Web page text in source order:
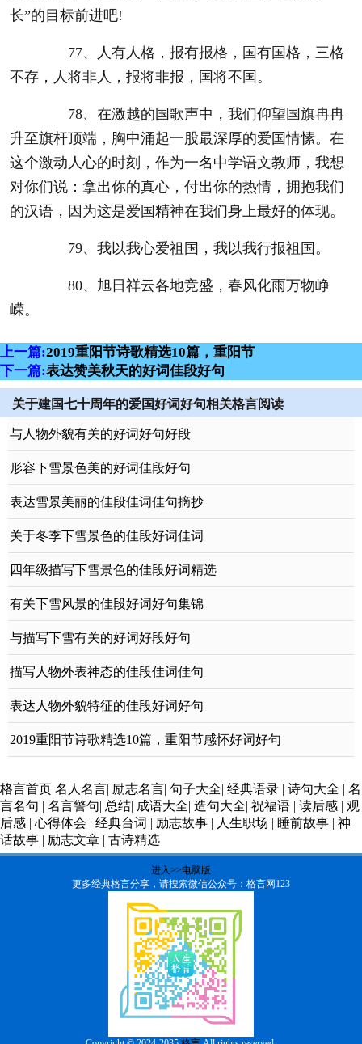
长”的目标前进吧!
77、人有人格，报有报格，国有国格，三格
不存，人将非人，报将非报，国将不国。
78、在激越的国歌声中，我们仰望国旗冉冉
升至旗杆顶端，胸中涌起一股最深厚的爱国情愫。在
这个激动人心的时刻，作为一名中学语文教师，我想
对你们说：拿出你的真心，付出你的热情，拥抱我们
的汉语，因为这是爱国精神在我们身上最好的体现。
79、我以我心爱祖国，我以我行报祖国。
80、旭日祥云各地竞盛，春风化雨万物峥
嵘。
上一篇:2019重阳节诗歌精选10篇，重阳节
下一篇:表达赞美秋天的好词佳段好句
关于建国七十周年的爱国好词好句相关格言阅读
与人物外貌有关的好词好句好段
形容下雪景色美的好词佳段好句
表达雪景美丽的佳段佳词佳句摘抄
关于冬季下雪景色的佳段好词佳词
四年级描写下雪景色的佳段好词精选
有关下雪风景的佳段好词好句集锦
与描写下雪有关的好词好段好句
描写人物外表神态的佳段佳词佳句
表达人物外貌特征的佳段好词好句
2019重阳节诗歌精选10篇，重阳节感怀好词好句
格言首页 名人名言| 励志名言| 句子大全| 经典语录 | 诗句大全 | 名
言名句 | 名言警句| 总结| 成语大全| 造句大全| 祝福语 | 读后感 | 观
后感 | 心得体会 | 经典台词 | 励志故事 | 人生职场 | 睡前故事 | 神
话故事 | 励志文章 | 古诗精选
进入>>电脑版
更多经典格言分享，请搜索微信公众号：格言网123